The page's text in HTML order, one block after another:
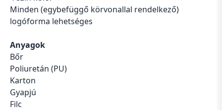
Minden (egybefüggő körvonallal rendelkező)
logóforma lehetséges
Anyagok
Bőr
Poliuretán (PU)
Karton
Gyapjú
Filc